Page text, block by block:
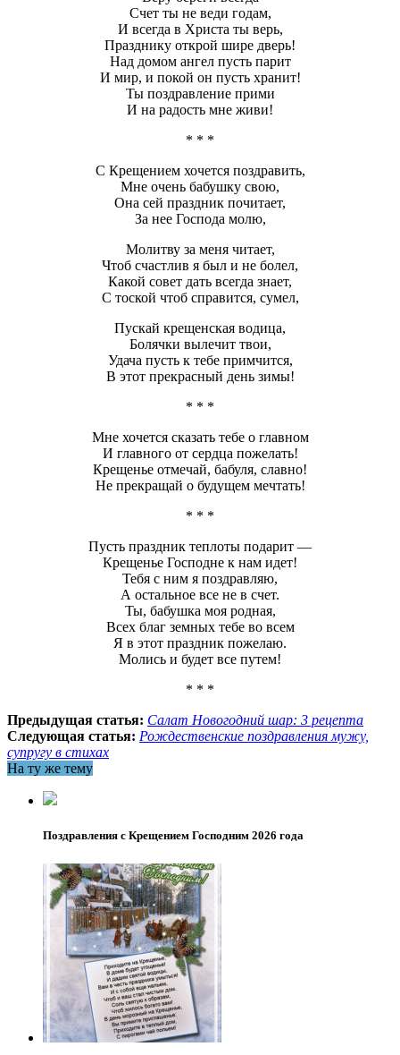
Счет ты не веди годам,
И всегда в Христа ты верь,
Празднику открой шире дверь!
Над домом ангел пусть парит
И мир, и покой он пусть хранит!
Ты поздравление прими
И на радость мне живи!
* * *
С Крещением хочется поздравить,
Мне очень бабушку свою,
Она сей праздник почитает,
За нее Господа молю,
Молитву за меня читает,
Чтоб счастлив я был и не болел,
Какой совет дать всегда знает,
С тоской чтоб справится, сумел,
Пускай крещенская водица,
Болячки вылечит твои,
Удача пусть к тебе примчится,
В этот прекрасный день зимы!
* * *
Мне хочется сказать тебе о главном
И главного от сердца пожелать!
Крещенье отмечай, бабуля, славно!
Не прекращай о будущем мечтать!
* * *
Пусть праздник теплоты подарит —
Крещенье Господне к нам идет!
Тебя с ним я поздравляю,
А остальное все не в счет.
Ты, бабушка моя родная,
Всех благ земных тебе во всем
Я в этот праздник пожелаю.
Молись и будет все путем!
* * *
Предыдущая статья: Салат Новогодний шар: 3 рецепта
Следующая статья: Рождественские поздравления мужу,
супругу в стихах
На ту же тему
Поздравления с Крещением Господним 2026 года